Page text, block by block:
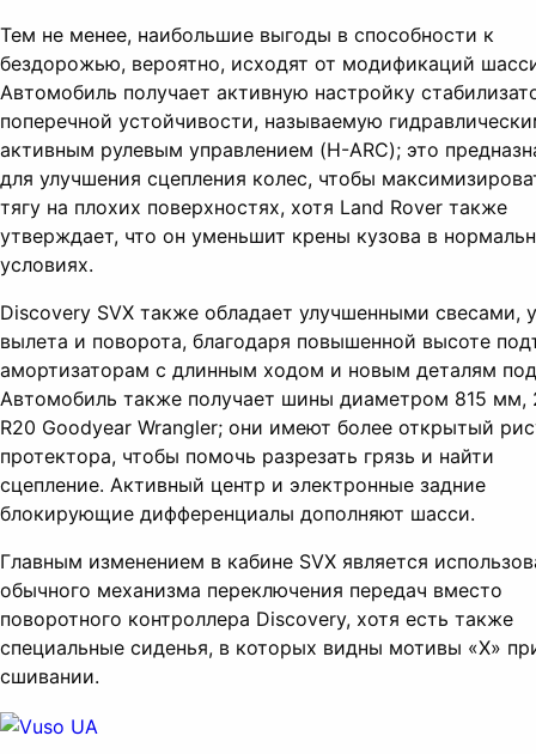
Тем не менее, наибольшие выгоды в способности к
бездорожью, вероятно, исходят от модификаций
Автомобиль получает активную настройку
поперечной устойчивости, называемую
активным рулевым управлением (H-ARC); это
для улучшения сцепления колес, чтобы
тягу на плохих поверхностях, хотя Land Rover также
утверждает, что он уменьшит крены кузова в
условиях.
Discovery SVX также обладает улучшенными свесами,
вылета и поворота, благодаря повышенной высоте
амортизаторам с длинным ходом и новым деталям
Автомобиль также получает шины диаметром 815 мм,
R20 Goodyear Wrangler; они имеют более открытый
протектора, чтобы помочь разрезать грязь и найти
сцепление. Активный центр и электронные задние
блокирующие дифференциалы дополняют шасси.
Главным изменением в кабине SVX является
обычного механизма переключения передач вместо
поворотного контроллера Discovery, хотя есть также
специальные сиденья, в которых видны мотивы «X»
сшивании.